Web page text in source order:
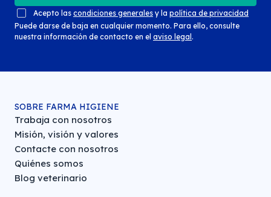
Acepto las condiciones generales y la política de privacidad
Puede darse de baja en cualquier momento. Para ello, consulte
nuestra información de contacto en el aviso legal .
SOBRE FARMA HIGIENE
Trabaja con nosotros
Misión, visión y valores
Contacte con nosotros
Quiénes somos
Blog veterinario